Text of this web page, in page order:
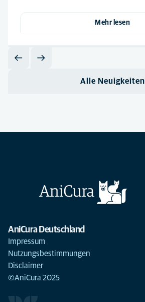
Mehr lesen
Alle Neuigkeiten
AniCura Deutschland
Impressum
Nutzungsbestimmungen
Disclaimer
©AniCura 2025